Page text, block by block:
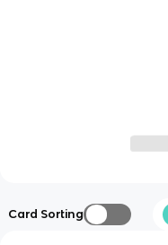
Card Sorting